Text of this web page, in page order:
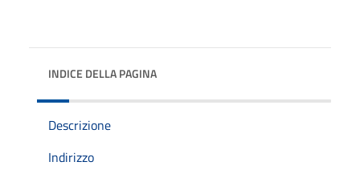
INDICE DELLA PAGINA
Descrizione
Indirizzo